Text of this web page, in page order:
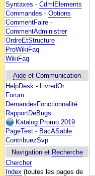
Syntaxes - CdmlElements
Commandes - Options
CommentFaire -
CommentAdministrer
OrdreEtStructure
ProWikiFaq
WikiFaq
Aide et Communication
HelpDesk - LivredOr
Forum
DemandesFonctionnalité
RapportDeBugs
Katalog Promo 2019
PageTest - BacASable
ContribuezSvp
Navigation et Recherche
Chercher
Index (toutes les pages de